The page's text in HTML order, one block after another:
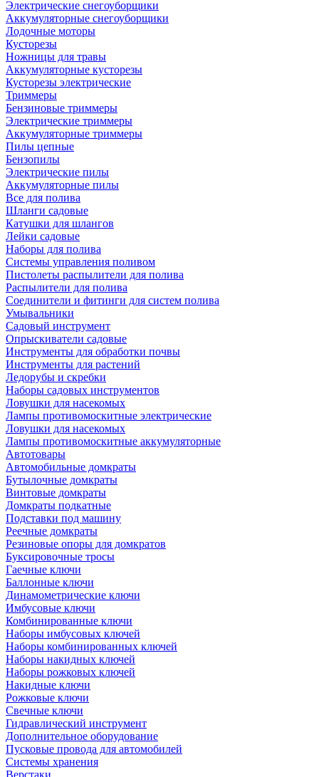
Электрические снегоуборщики
Аккумуляторные снегоуборщики
Лодочные моторы
Кусторезы
Ножницы для травы
Аккумуляторные кусторезы
Кусторезы электрические
Триммеры
Бензиновые триммеры
Электрические триммеры
Аккумуляторные триммеры
Пилы цепные
Бензопилы
Электрические пилы
Аккумуляторные пилы
Все для полива
Шланги садовые
Катушки для шлангов
Лейки садовые
Наборы для полива
Системы управления поливом
Пистолеты распылители для полива
Распылители для полива
Соединители и фитинги для систем полива
Умывальники
Садовый инструмент
Опрыскиватели садовые
Инструменты для обработки почвы
Инструменты для растений
Ледорубы и скребки
Наборы садовых инструментов
Ловушки для насекомых
Лампы противомоскитные электрические
Ловушки для насекомых
Лампы противомоскитные аккумуляторные
Автотовары
Автомобильные домкраты
Бутылочные домкраты
Винтовые домкраты
Домкраты подкатные
Подставки под машину
Реечные домкраты
Резиновые опоры для домкратов
Буксировочные тросы
Гаечные ключи
Баллонные ключи
Динамометрические ключи
Имбусовые ключи
Комбинированные ключи
Наборы имбусовых ключей
Наборы комбинированных ключей
Наборы накидных ключей
Наборы рожковых ключей
Накидные ключи
Рожковые ключи
Свечные ключи
Гидравлический инструмент
Дополнительное оборудование
Пусковые провода для автомобилей
Системы хранения
Верстаки